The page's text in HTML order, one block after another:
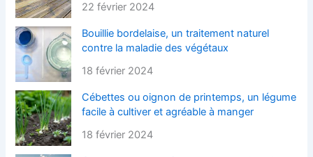
22 février 2024
Bouillie bordelaise, un traitement naturel
contre la maladie des végétaux
18 février 2024
Cébettes ou oignon de printemps, un légume
facile à cultiver et agréable à manger
18 février 2024